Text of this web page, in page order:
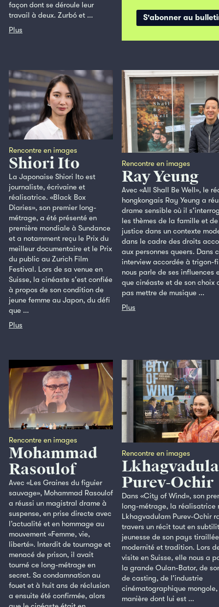
façon dont se déroule leur
travail à deux. Zurbó et ...
Plus
S'abonner au
Rencontre en images
Shiori Ito
La Japonaise Shiori Ito est
journaliste, écrivaine et
réalisatrice. «Black Box
Diaries», son premier long-
métrage, a été présenté en
première mondiale à Sundance
et a notamment reçu le Prix du
meilleur documentaire et le Prix
du public au Zurich Film
Festival. Lors de sa venue en
Suisse, la cinéaste s'est confiée
à propos de son condition de
jeune femme au Japon, du défi
que ...
Plus
Rencontre en images
Ray Yeung
Avec «All Shall Be Well», le
hongkongais Ray Yeung a
drame sensible où il
les thèmes de la famille et
justice dans un contexte
dans le cadre des droits
aux personnes queers. Dans
interview accordée à trigon-
nous parle de ses influences
que cinéaste et de son choix
pas mettre de musique ...
Plus
Rencontre en images
Mohammad
Rasoulof
Avec «Les Graines du figuier
sauvage», Mohammad Rasoulof
a réussi un magistral drame à
suspense, en prise directe avec
l’actualité et en hommage au
mouvement «Femme, vie,
liberté». Interdit de tournage et
menacé de prison, il avait
tourné ce long-métrage en
secret. Sa condamnation au
fouet et à huit ans de réclusion
a ensuite été confirmée, alors
Rencontre en images
Purev-Ochir
Dans «City of Wind», son
long-métrage, la réalisatrice
Lkhagvadulam Purev-Ochir
travers un récit tout en
jeunesse de son pays
modernité et tradition. Lors
visite en Suisse, elle nous a
la grande Oulan-Bator, de
de casting, de l'industrie
cinématographique
manière dont lui est ...